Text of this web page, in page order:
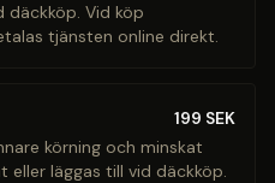
däckköp. Vid köp
tjänsten online direkt.
199 SEK
körning och minskat
eller läggas till vid däckköp.